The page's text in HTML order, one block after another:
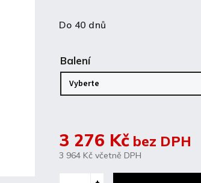
Do 40 dnů
3 276 Kč bez DPH
3 964 Kč včetně DPH
Balení